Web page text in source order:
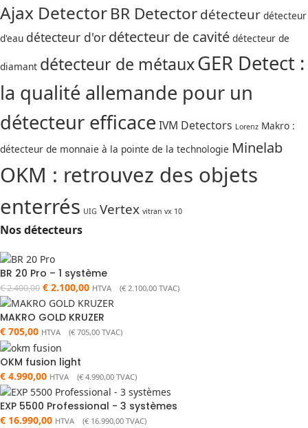
Ajax DetectorBR Detectordétecteur détecteur
d'eau détecteur d'or détecteur de cavité détecteur de
diamant détecteur de métauxGER Detect :
la qualité allemande pour un
détecteur efficace IVM Detectors Lorenz Makro :
détecteur de monnaie à la pointe de la technologie Minelab
OKM : retrouvez des objets
enterrés UIG Vertex vitran vx 10
Nos détecteurs
BR 20 Pro – 1 système
€2.400,00 € 2.100,00 HTVA (€ 2.100,00 TVAC)
MAKRO GOLD KRUZER
€ 705,00 HTVA (€ 705,00 TVAC)
OKM fusion light
€ 4.990,00 HTVA (€ 4.990,00 TVAC)
EXP 5500 Professional - 3 systèmes
€ 16.990,00 HTVA (€ 16.990,00 TVAC)